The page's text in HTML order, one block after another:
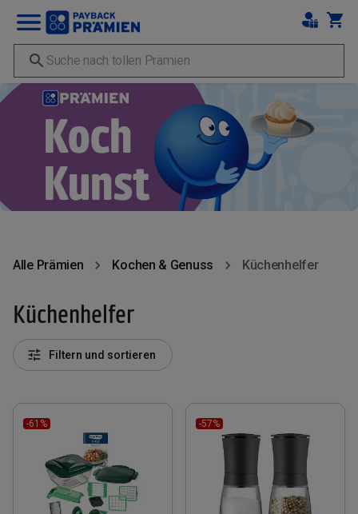
Alle Prämien Kochen & Genuss Küchenhelfer
Küchenhelfer
Filtern und sortieren
-61% -57%